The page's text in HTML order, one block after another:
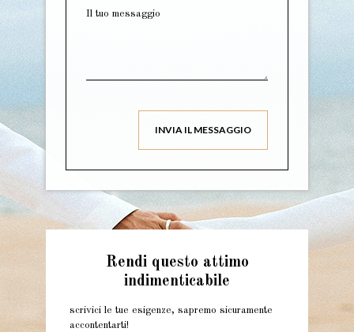
Il tuo messaggio
Rendi questo attimo
indimenticabile
scrivici le tue esigenze, sapremo sicuramente
accontentarti!